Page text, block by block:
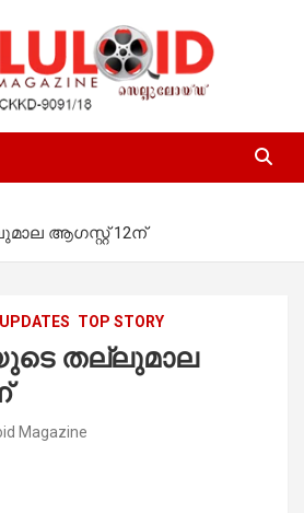
ആഗസ്റ്റ് 12ന്
TOP STORY
തല്ലുമാല
Magazine